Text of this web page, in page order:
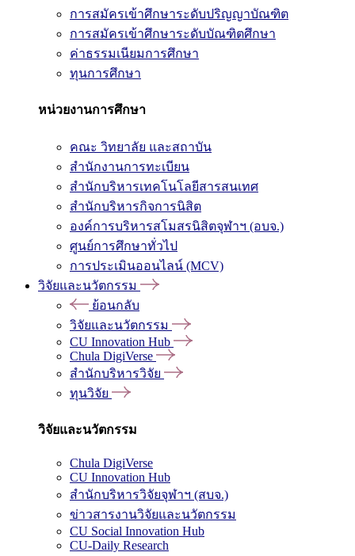
การสมัครเข้าศึกษาระดับปริญญาบัณฑิต
การสมัครเข้าศึกษาระดับบัณฑิตศึกษา
ค่าธรรมเนียมการศึกษา
ทุนการศึกษา
หน่วยงานการศึกษา
คณะ วิทยาลัย และสถาบัน
สำนักงานการทะเบียน
สำนักบริหารเทคโนโลยีสารสนเทศ
สำนักบริหารกิจการนิสิต
องค์การบริหารสโมสรนิสิตจุฬาฯ (อบจ.)
ศูนย์การศึกษาทั่วไป
การประเมินออนไลน์ (MCV)
วิจัยและนวัตกรรม
ย้อนกลับ
วิจัยและนวัตกรรม
CU Innovation Hub
Chula DigiVerse
สำนักบริหารวิจัย
ทุนวิจัย
วิจัยและนวัตกรรม
Chula DigiVerse
CU Innovation Hub
สำนักบริหารวิจัยจุฬาฯ (สบจ.)
ข่าวสารงานวิจัยและนวัตกรรม
CU Social Innovation Hub
CU-Daily Research